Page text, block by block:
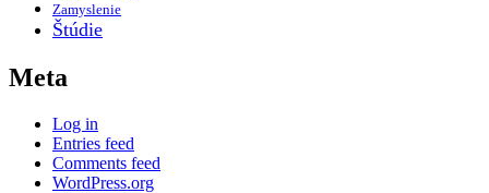
Zamyslenie
Štúdie
Meta
Log in
Entries feed
Comments feed
WordPress.org